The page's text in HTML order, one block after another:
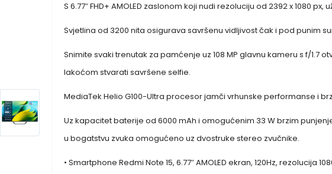
S 6.77″ FHD+ AMOLED zaslonom koji nudi rezoluciju od 2392 x 1080
Svjetlina od 3200 nita osigurava savršenu vidljivost čak i pod punim
Snimite svaki trenutak za pamćenje uz 108 MP glavnu kameru s f/
lakoćom stvarati savršene selfie.
MediaTek Helio G100-Ultra procesor jamči vrhunske performanse i
Uz kapacitet baterije od 6000 mAh i omogućenim 33 W brzim
u bogatstvu zvuka omogućeno uz dvostruke stereo zvučnike.
• Smartphone Redmi Note 15, 6.77″ AMOLED ekran, 120Hz, rezolucija